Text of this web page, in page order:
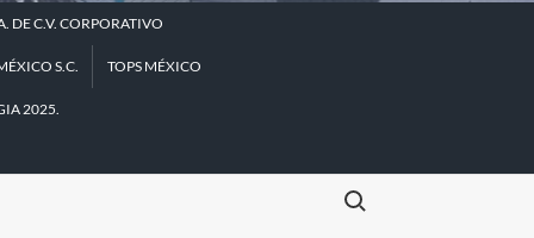
DE C.V. CORPORATIVO
S.C. TOPS MÉXICO
2025.
Buscar: